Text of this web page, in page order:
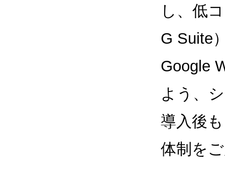
し、低
G Suite
Google
よう、
導入後
体制を